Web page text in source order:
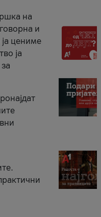
на
и
цениме
ја